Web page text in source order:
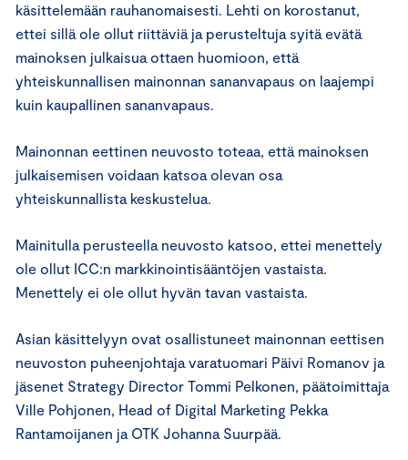
käsittelemään rauhanomaisesti. Lehti on korostanut,
ettei sillä ole ollut riittäviä ja perusteltuja syitä evätä
mainoksen julkaisua ottaen huomioon, että
yhteiskunnallisen mainonnan sananvapaus on laajempi
kuin kaupallinen sananvapaus.
Mainonnan eettinen neuvosto toteaa, että mainoksen
julkaisemisen voidaan katsoa olevan osa
yhteiskunnallista keskustelua.
Mainitulla perusteella neuvosto katsoo, ettei menettely
ole ollut ICC:n markkinointisääntöjen vastaista.
Menettely ei ole ollut hyvän tavan vastaista.
Asian käsittelyyn ovat osallistuneet mainonnan eettisen
neuvoston puheenjohtaja varatuomari Päivi Romanov ja
jäsenet Strategy Director Tommi Pelkonen, päätoimittaja
Ville Pohjonen, Head of Digital Marketing Pekka
Rantamoijanen ja OTK Johanna Suurpää.